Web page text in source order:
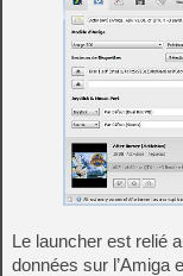
Le launcher est relié
données sur l’Amiga